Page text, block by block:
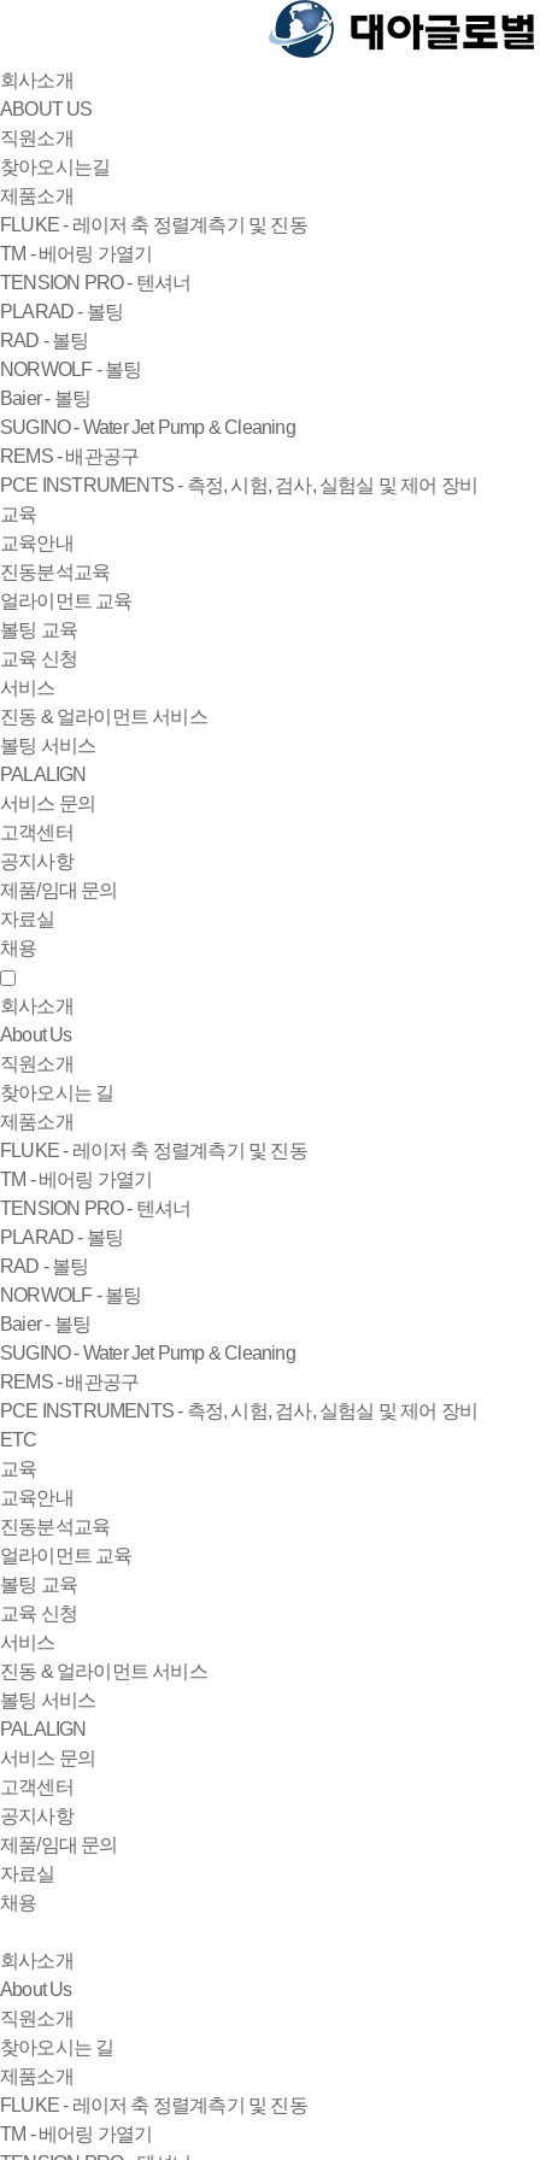
회사소개
ABOUT US
직원소개
찾아오시는길
제품소개
FLUKE - 레이저 축 정렬계측기 및 진동
TM - 베어링 가열기
TENSION PRO - 텐셔너
PLARAD - 볼팅
RAD - 볼팅
NORWOLF - 볼팅
Baier - 볼팅
SUGINO - Water Jet Pump & Cleaning
REMS - 배관공구
PCE INSTRUMENTS - 측정, 시험, 검사, 실험실 및 제어 장비
교육
교육안내
진동분석교육
얼라이먼트 교육
볼팅 교육
교육 신청
서비스
진동 & 얼라이먼트 서비스
볼팅 서비스
PALALIGN
서비스 문의
고객센터
공지사항
제품/임대 문의
자료실
채용
회사소개
About Us
직원소개
찾아오시는 길
제품소개
FLUKE - 레이저 축 정렬계측기 및 진동
TM - 베어링 가열기
TENSION PRO - 텐셔너
PLARAD - 볼팅
RAD - 볼팅
NORWOLF - 볼팅
Baier - 볼팅
SUGINO - Water Jet Pump & Cleaning
REMS - 배관공구
PCE INSTRUMENTS - 측정, 시험, 검사, 실험실 및 제어 장비
ETC
교육
교육안내
진동분석교육
얼라이먼트 교육
볼팅 교육
교육 신청
서비스
진동 & 얼라이먼트 서비스
볼팅 서비스
PALALIGN
서비스 문의
고객센터
공지사항
제품/임대 문의
자료실
채용
회사소개
About Us
직원소개
찾아오시는 길
제품소개
FLUKE - 레이저 축 정렬계측기 및 진동
TM - 베어링 가열기